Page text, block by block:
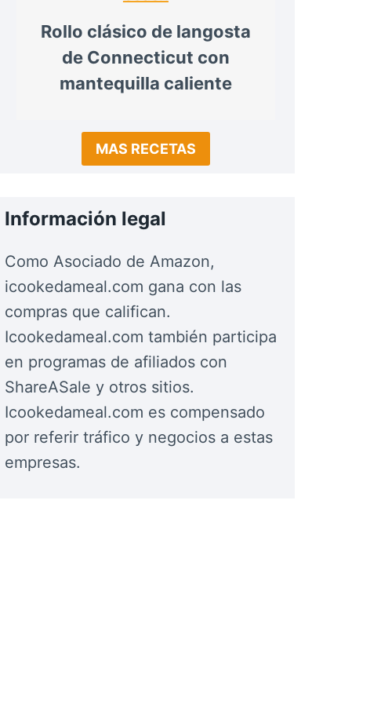
Rollo clásico de langosta
de Connecticut con
mantequilla caliente
MAS RECETAS
Información legal
Como Asociado de Amazon,
icookedameal.com gana con las
compras que califican.
Icookedameal.com también participa
en programas de afiliados con
ShareASale y otros sitios.
Icookedameal.com es compensado
por referir tráfico y negocios a estas
empresas.